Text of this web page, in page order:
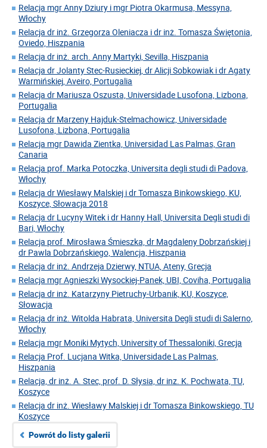
Relacja mgr Anny Dziury i mgr Piotra Okarmusa, Messyna,
Włochy
Relacja dr inż. Grzegorza Oleniacza i dr inż. Tomasza Świętonia,
Oviedo, Hiszpania
Relacja dr inż. arch. Anny Martyki, Sevilla, Hiszpania
Relacja dr Jolanty Stec-Rusieckiej, dr Alicji Sobkowiak i dr Agaty
Warmińskiej, Aveiro, Portugalia
Relacja dr Mariusza Oszusta, Universidade Lusofona, Lizbona,
Portugalia
Relacja dr Marzeny Hajduk-Stelmachowicz, Universidade
Lusofona, Lizbona, Portugalia
Relacja mgr Dawida Zientka, Universidad Las Palmas, Gran
Canaria
Relacja prof. Marka Potoczka, Universita degli studi di Padova,
Włochy
Relacja dr Wiesławy Malskiej i dr Tomasza Binkowskiego, KU,
Koszyce, Słowacja 2018
Relacja dr Lucyny Witek i dr Hanny Hall, Universita Degli studi di
Bari, Włochy
Relacja prof. Mirosława Śmieszka, dr Magdaleny Dobrzańskiej i
dr Pawla Dobrzańskiego, Walencja, Hiszpania
Relacja dr inż. Andrzeja Dzierwy, NTUA, Ateny, Grecja
Relacja mgr Agnieszki Wysockiej-Panek, UBI, Coviha, Portugalia
Relacja dr inż. Katarzyny Pietruchy-Urbanik, KU, Koszyce,
Słowacja
Relacja dr inż. Witolda Habrata, Universita Degli studi di Salerno,
Włochy
Relacja mgr Moniki Mytych, University of Thessaloniki, Grecja
Relacja Prof. Lucjana Witka, Universidade Las Palmas,
Hiszpania
Relacja, dr inż. A. Stec, prof. D. Słysia, dr inz. K. Pochwata, TU,
Koszyce
Relacja dr inż. Wiesławy Malskiej i dr Tomasza Binkowskiego, TU
Koszyce
Powrót do listy galerii